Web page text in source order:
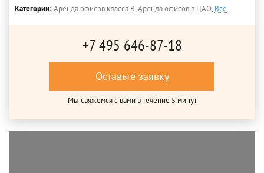
Категории:Аренда офисов класса B,Аренда офисов в ЦАО,Все
+7 495 646-87-18
Оставьте заявку
Мы свяжемся с вами в течение 5 минут